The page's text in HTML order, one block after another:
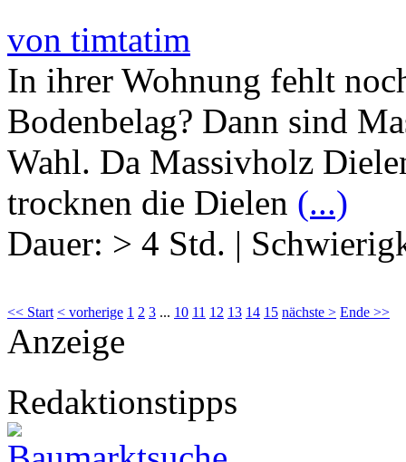
von timtatim
In ihrer Wohnung fehlt
Bodenbelag? Dann sind
Wahl. Da Massivholz
trocknen die Dielen (...)
Dauer: > 4 Std. |
<< Start < vorherige 1 2 3 ... 10 11 12 13 14 15 nächste > Ende >>
Anzeige
Redaktionstipps